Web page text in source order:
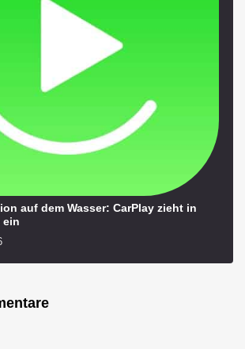
auf dem Wasser: CarPlay zieht in
ein